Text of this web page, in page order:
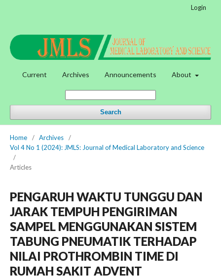
Current Archives Announcements About
Search
Login
Home / Archives
/
Vol 4 No 1 (2024): JMLS: Journal of Medical Laboratory and Science
/
Articles
PENGARUH WAKTU TUNGGU DAN
JARAK TEMPUH PENGIRIMAN
SAMPEL MENGGUNAKAN SISTEM
TABUNG PNEUMATIK TERHADAP
NILAI PROTHROMBIN TIME DI
RUMAH SAKIT ADVENT